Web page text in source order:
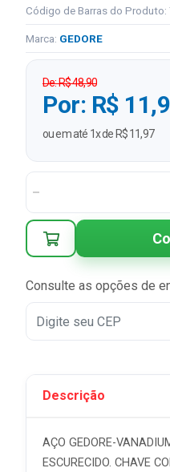
Código de Barras do
Marca: GEDORE
De: R$ 48,90
Por: R$
ou em até 1x de R$ 11,97
Consulte as opções de
Descrição
AÇO GEDORE-
ESCURECIDO. CHAVE